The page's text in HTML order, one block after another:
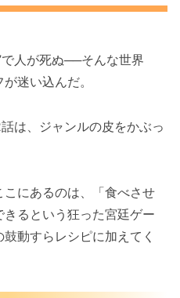
人が死ぬ──そんな世界
迷い込んだ。
は、ジャンルの皮をかぶっ
にあるのは、「食べさせ
るという狂った宮廷ゲー
動すらレシピに加えてく